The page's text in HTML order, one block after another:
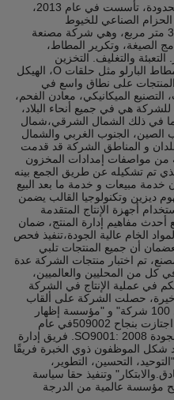
شركة شينغتال تشينغجي للخيوط، المحدودة، تأسست في عام 2013،
الصناعي للخيوط
المطاطية.المصانع تغطي مساحة 3000 متر مربع، وهي شركة مصنعة
الصيغة، وتكرير المطاط،
والتغليف. التخزين
والنقل.الشركة تنتج أساسا منتجات المطاط البارلو مثل حلقات O، الهيكل
على نطاق واسع في
التصنيع الميكانيكي، معادن الفحم،
هي في جميع أنحاء البلاد،
في ذلك الشمال الشرقي،شمال
الجنوب الغربي والشمال
و المناطق الشركة قد قدمت
من مواصفات إمدادات المخزون
تم تشكيله عن طريق الجمع بينه
مبيعات و خدمة ما بعد البيع
ديزين وتكنولوجيا القالب يضمن
أجهزة الإنتاج المتقدمة
أحدث مفاهيم إدارة المنتج، ضمان
الخام عالية الجودة،تنفيذ فحص
أن جميع المنتجات تلبي
تم اختبار منتجات الشركة عدة
كل من المحليين والعالميين،
في عملية الإنتاج في الشركة
حصلت الشركة على ألقاب
فخرية مثل "مؤسسة متقدمة" "أفضل 100 شركة" و "مؤسسة إظهار
التكنولوجيا" من قبل المقاطعات،و قد اجتازت بنجاح 509002في عام
2010، حصل أيضا على شهادة نظام الجودة SO9001: 2008. فريق إدارة
شكل الموظفون ذوي الخبرة فريقًا
التحسين، التطوير،
وتنفيذ حقا سياسة
مؤسسة عالمية من الدرجة